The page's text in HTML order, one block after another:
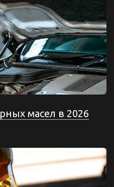
масел в 2026